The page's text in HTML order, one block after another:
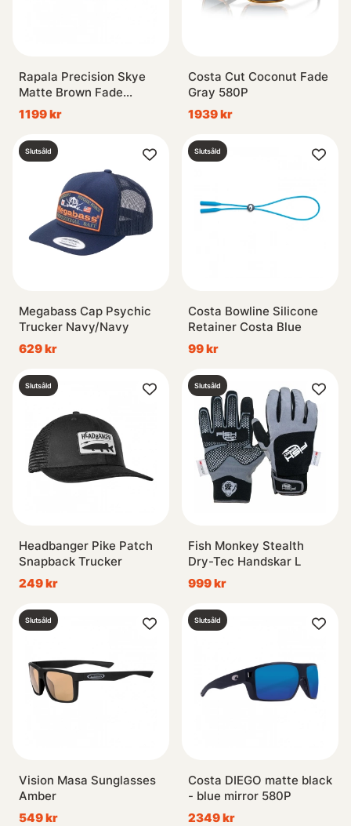
Rapala Precision Skye
Matte Brown Fade
Amber Green Mirror
1199 kr
Costa Cut Coconut Fade
Gray 580P
1939 kr
Slutsåld
Megabass Cap Psychic
Trucker Navy/Navy
629 kr
Slutsåld
Costa Bowline Silicone
Retainer Costa Blue
99 kr
Slutsåld
Headbanger Pike Patch
Snapback Trucker
249 kr
Slutsåld
Fish Monkey Stealth
Dry-Tec Handskar L
999 kr
Slutsåld
Vision Masa Sunglasses
Amber
549 kr
Slutsåld
Costa DIEGO matte black
- blue mirror 580P
2349 kr